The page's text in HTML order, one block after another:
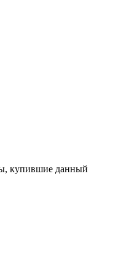
купившие данный